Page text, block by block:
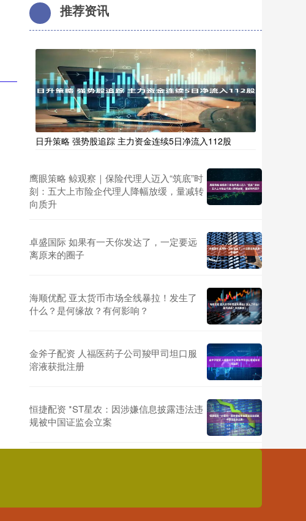
推荐资讯
日升策略 强势股追踪 主力资金连续5日净流入112股
鹰眼策略 鲸观察｜保险代理人迈入“筑底”时
刻：五大上市险企代理人降幅放缓，量减转
向质升
卓盛国际 如果有一天你发达了，一定要远
离原来的圈子
海顺优配 亚太货币市场全线暴拉！发生了
什么？是何缘故？有何影响？
金斧子配资 人福医药子公司羧甲司坦口服
溶液获批注册
恒捷配资 *ST星农：因涉嫌信息披露违法违
规被中国证监会立案